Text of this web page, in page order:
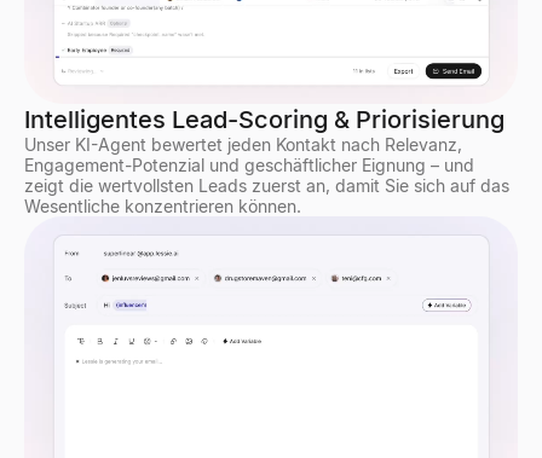
Intelligentes Lead-Scoring & Priorisierung
Unser KI-Agent bewertet jeden Kontakt nach Relevanz,
Engagement-Potenzial und geschäftlicher Eignung – und
zeigt die wertvollsten Leads zuerst an, damit Sie sich auf das
Wesentliche konzentrieren können.